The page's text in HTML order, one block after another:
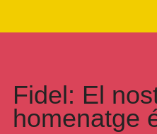
Fidel: El
homenatge